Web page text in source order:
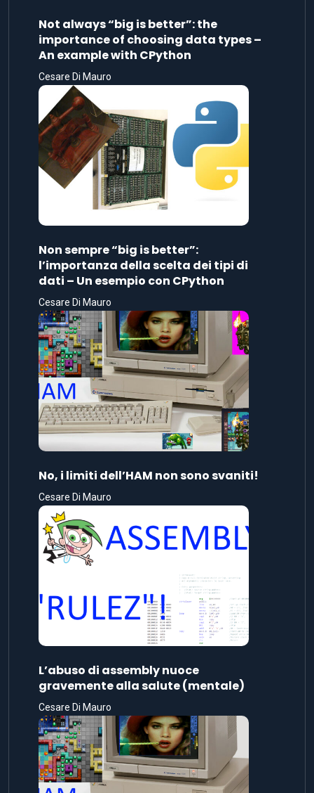
Not always “big is better”: the
importance of choosing data types –
An example with CPython
Cesare Di Mauro
Non sempre “big is better”:
l’importanza della scelta dei tipi di
dati – Un esempio con CPython
Cesare Di Mauro
No, i limiti dell’HAM non sono svaniti!
Cesare Di Mauro
L’abuso di assembly nuoce
gravemente alla salute (mentale)
Cesare Di Mauro